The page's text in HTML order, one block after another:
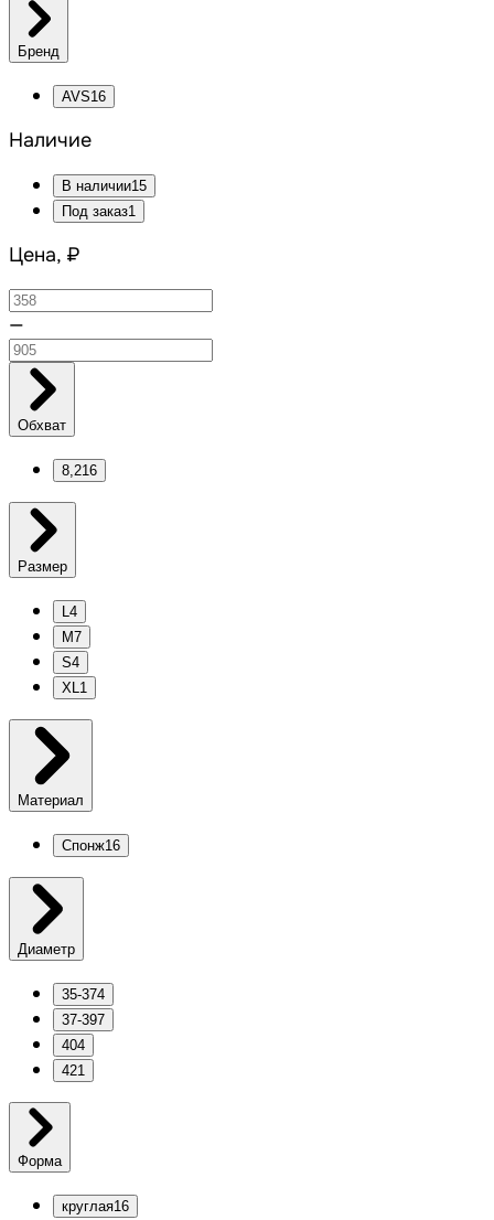
Бренд
AVS16
Наличие
В наличии15
Под заказ1
Цена, ₽
—
Обхват
8,216
Размер
L4
M7
S4
XL1
Материал
Спонж16
Диаметр
35-374
37-397
404
421
Форма
круглая16